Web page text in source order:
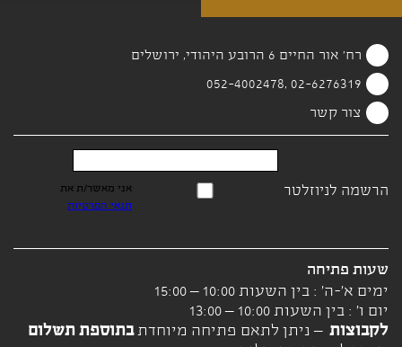
רח' אור החיים 6 הרובע היהודי, ירושלים
02-6276319 ,052-4002478
צור קשר
הרשמה לניוזלטר
אני מאשר/ת את
תנאי הפרטיות
שעות פתיחה
ימים א'-ה' : בין השעות 10:00 – 15:00
יום ו' : בין השעות 10:00 – 13:00
לקבוצות – ניתן לתאם פתיחה מיוחדתבתוספת תשלום